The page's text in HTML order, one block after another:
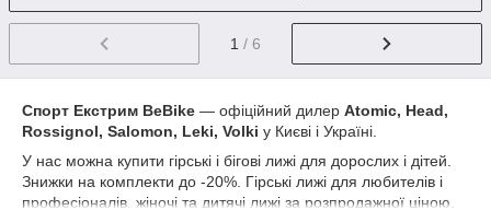
1 / 6
Спорт Екстрим BeBike ― офіційний дилер Atomic, Head,
Rossignol, Salomon, Leki, Volki у Києві і Україні.
У нас можна купити гірські і бігові лижі для дорослих і дітей.
Знижки на комплекти до -20%. Гірські лижі для любителів і
професіоналів, жіночі та дитячі лижі за розпродажної ціною,